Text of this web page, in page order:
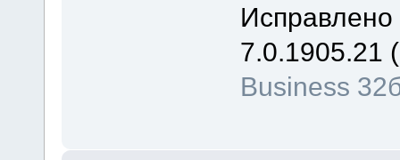
Исправлено
7.0.1905.21 (
Business